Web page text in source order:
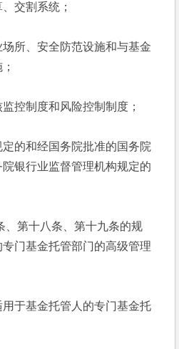
交割系统；
场所、安全防范设施和与基金
控制度和风险控制制度；
定的和经国务院批准的国务院
银行业监督管理机构规定的
、第十八条、第十九条的规
门基金托管部门的高级管理
于基金托管人的专门基金托